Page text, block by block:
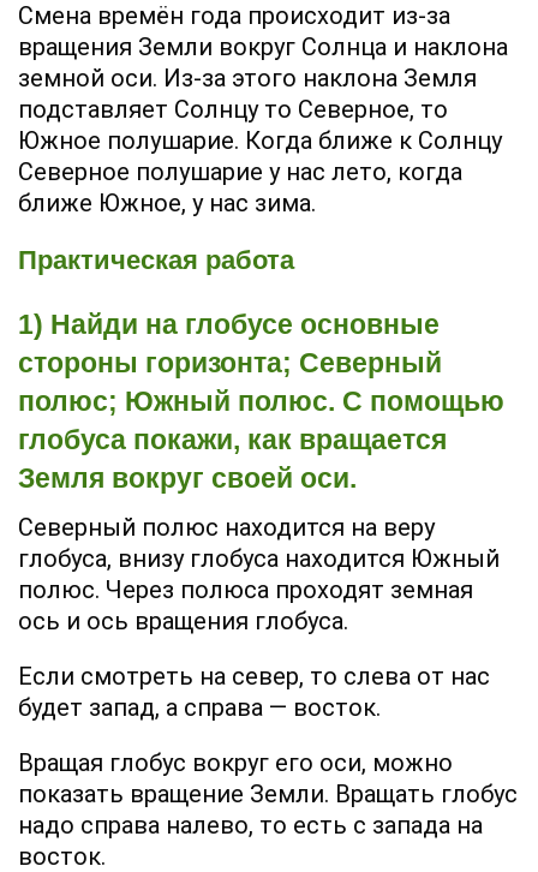
Смена времён года происходит из-за
вращения Земли вокруг Солнца и наклона
земной оси. Из-за этого наклона Земля
подставляет Солнцу то Северное, то
Южное полушарие. Когда ближе к Солнцу
Северное полушарие у нас лето, когда
ближе Южное, у нас зима.
Практическая работа
1) Найди на глобусе основные
стороны горизонта; Северный
полюс; Южный полюс. С помощью
глобуса покажи, как вращается
Земля вокруг своей оси.
Северный полюс находится на веру
глобуса, внизу глобуса находится Южный
полюс. Через полюса проходят земная
ось и ось вращения глобуса.
Если смотреть на север, то слева от нас
будет запад, а справа — восток.
Вращая глобус вокруг его оси, можно
показать вращение Земли. Вращать глобус
надо справа налево, то есть с запада на
восток.